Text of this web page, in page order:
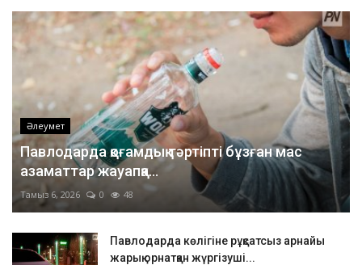
Әлеумет
Павлодарда қоғамдық тәртіпті бұзған мас
азаматтар жауапқа...
Тамыз 6, 2026 0 48
Павлодарда көлігіне рұқсатсыз арнайы
жарық орнатқан жүргізуші...